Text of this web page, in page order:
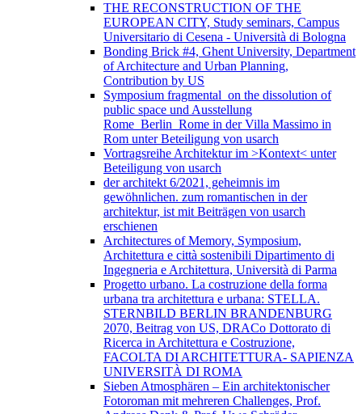
THE RECONSTRUCTION OF THE
EUROPEAN CITY, Study seminars, Campus
Universitario di Cesena - Università di Bologna
Bonding Brick #4, Ghent University, Department
of Architecture and Urban Planning,
Contribution by US
Symposium fragmental_on the dissolution of
public space und Ausstellung
Rome_Berlin_Rome in der Villa Massimo in
Rom unter Beteiligung von usarch
Vortragsreihe Architektur im >Kontext< unter
Beteiligung von usarch
der architekt 6/2021, geheimnis im
gewöhnlichen. zum romantischen in der
architektur, ist mit Beiträgen von usarch
erschienen
Architectures of Memory, Symposium,
Architettura e città sostenibili Dipartimento di
Ingegneria e Architettura, Università di Parma
Progetto urbano. La costruzione della forma
urbana tra architettura e urbana: STELLA.
STERNBILD BERLIN BRANDENBURG
2070, Beitrag von US, DRACo Dottorato di
Ricerca in Architettura e Costruzione,
FACOLTA DI ARCHITETTURA- SAPIENZA
UNIVERSITÀ DI ROMA
Sieben Atmosphären – Ein architektonischer
Fotoroman mit mehreren Challenges, Prof.